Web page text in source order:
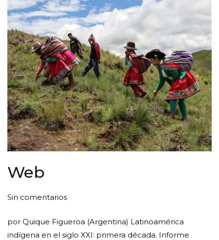
Web
Por
Ciudad
Nueva
Publicada
1
de
Publicada
Web
Sin comentariosen
por Quique Figueroa (Argentina) Latinoamérica
indígena en el siglo XXI: primera década. Informe